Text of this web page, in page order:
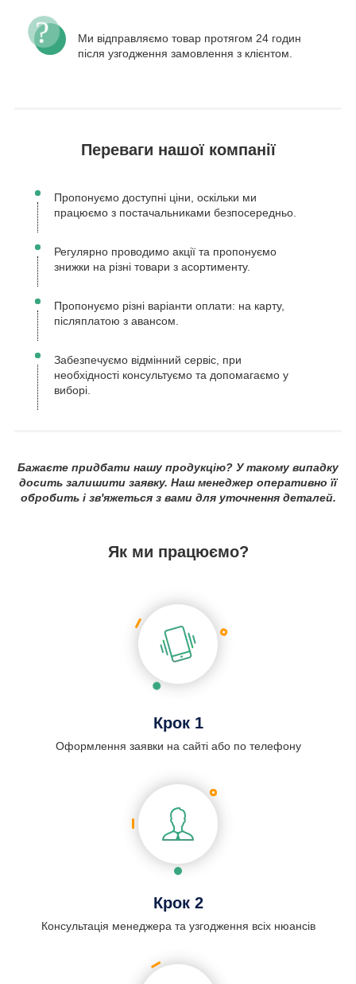
Ми відправляємо товар протягом 24 годин
після узгодження замовлення з клієнтом.
Переваги нашої компанії
Пропонуємо доступні ціни, оскільки ми
працюємо з постачальниками безпосередньо.
Регулярно проводимо акції та пропонуємо
знижки на різні товари з асортименту.
Пропонуємо різні варіанти оплати: на карту,
післяплатою з авансом.
Забезпечуємо відмінний сервіс, при
необхідності консультуємо та допомагаємо у
виборі.
Бажаєте придбати нашу продукцію? У такому випадку
досить залишити заявку. Наш менеджер оперативно її
обробить і зв'яжеться з вами для уточнення деталей.
Як ми працюємо?
Крок 1
Оформлення заявки на сайті або по телефону
Крок 2
Консультація менеджера та узгодження всіх нюансів